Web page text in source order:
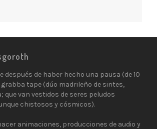
después de haber hecho una pausa (de 10
tape (dúo madrileño de sintes,
que van vestidos de seres peludos
chistosos y cósmicos).
animaciones, producciones de audio y